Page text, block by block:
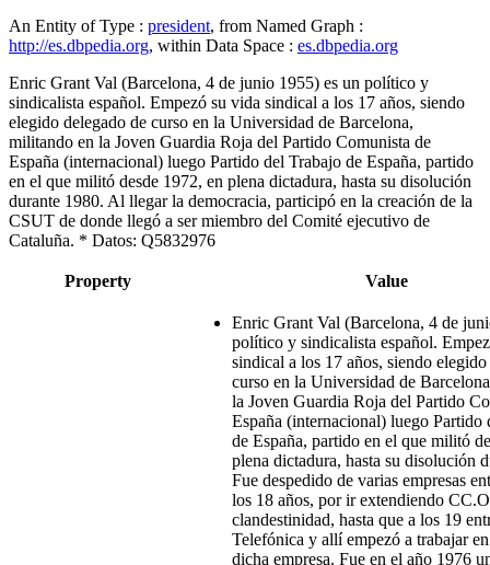
An Entity of Type : president, from Named Graph :
http://es.dbpedia.org, within Data Space : es.dbpedia.org
Enric Grant Val (Barcelona, 4 de junio 1955) es un político y
sindicalista español. Empezó su vida sindical a los 17 años, siendo
elegido delegado de curso en la Universidad de Barcelona,
militando en la Joven Guardia Roja del Partido Comunista de
España (internacional) luego Partido del Trabajo de España, partido
en el que militó desde 1972, en plena dictadura, hasta su disolución
durante 1980. Al llegar la democracia, participó en la creación de la
CSUT de donde llegó a ser miembro del Comité ejecutivo de
Cataluña. * Datos: Q5832976
Property Value
Enric Grant Val (Barcelona, 4 de
político y sindicalista español.
sindical a los 17 años, siendo
curso en la Universidad de
la Joven Guardia Roja del Partido
España (internacional) luego Partido
de España, partido en el que militó
plena dictadura, hasta su disolución
Fue despedido de varias empresas
los 18 años, por ir extendiendo
clandestinidad, hasta que a los 19
Telefónica y allí empezó a trabajar
dicha empresa. Fue en el año 1976